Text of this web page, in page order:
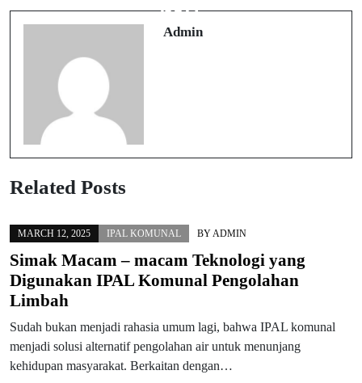
Lama
SEO
Admin
Related Posts
MARCH 12, 2025 IPAL KOMUNAL BY ADMIN
Simak Macam – macam Teknologi yang
Digunakan IPAL Komunal Pengolahan
Limbah
Sudah bukan menjadi rahasia umum lagi, bahwa IPAL komunal
menjadi solusi alternatif pengolahan air untuk menunjang
kehidupan masyarakat. Berkaitan dengan…